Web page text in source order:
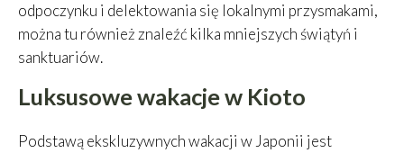
odpoczynku i delektowania się lokalnymi przysmakami,
można tu również znaleźć kilka mniejszych świątyń i
sanktuariów.
Luksusowe wakacje w Kioto
Podstawą ekskluzywnych wakacji w Japonii jest